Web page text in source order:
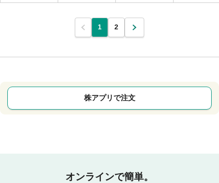
1 2
株アプリで注文
オンラインで簡単。